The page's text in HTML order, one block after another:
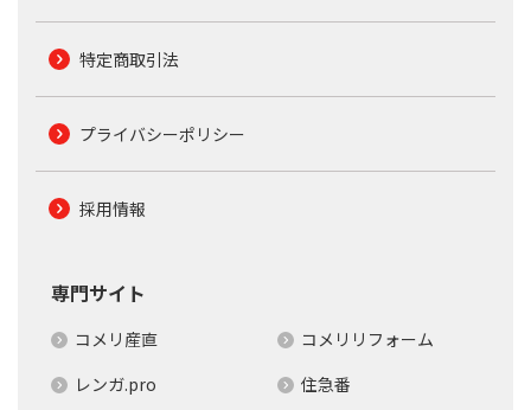
特定商取引法
プライバシーポリシー
採用情報
専門サイト
コメリ産直
コメリリフォーム
レンガ.pro
住急番